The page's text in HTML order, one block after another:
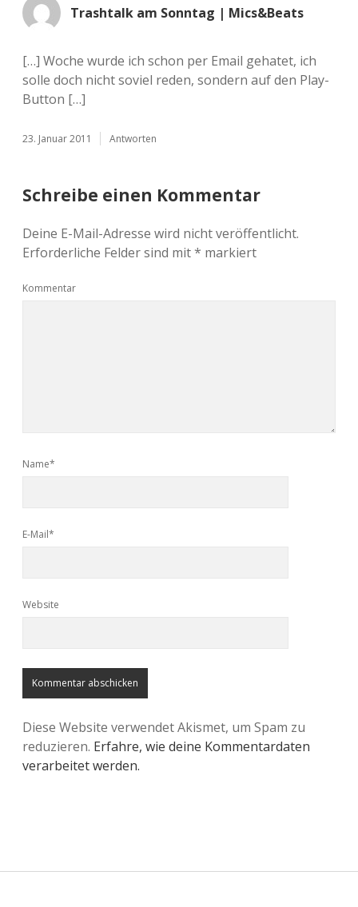
Trashtalk am Sonntag | Mics&Beats
[…] Woche wurde ich schon per Email gehatet, ich
solle doch nicht soviel reden, sondern auf den Play-
Button […]
23. Januar 2011 Antworten
Schreibe einen Kommentar
Deine E-Mail-Adresse wird nicht veröffentlicht.
Erforderliche Felder sind mit* markiert
Kommentar
Name*
E-Mail*
Website
Diese Website verwendet Akismet, um Spam zu
reduzieren. Erfahre, wie deine Kommentardaten
verarbeitet werden.